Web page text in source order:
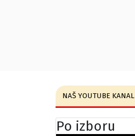
NAŠ YOUTUBE KANAL
Po izboru